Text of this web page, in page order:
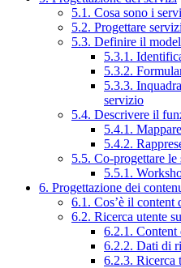
5.1. Cosa sono i
5.2. Progettare
5.3. Definire il
5.3.1.
5.3.2.
5.3.3.
servizio
5.4. Descrivere il
5.4.1.
5.4.2.
5.5. Co-progettare le
5.5.1.
6. Progettazione dei
6.1. Cos’è il content
6.2. Ricerca utente
6.2.1. Content
6.2.2. Dati di
6.2.3. Ricerca